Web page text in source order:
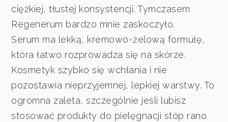
ciężkiej, tłustej konsystencji. Tymczasem
Regenerum bardzo mnie zaskoczyło.
Serum ma lekką, kremowo-żelową formułę,
która łatwo rozprowadza się na skórze.
Kosmetyk szybko się wchłania i nie
pozostawia nieprzyjemnej, lepkiej warstwy. To
ogromna zaleta, szczególnie jeśli lubisz
stosować produkty do pielęgnacji stóp rano